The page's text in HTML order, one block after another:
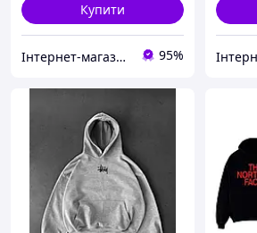
Купити
Інтернет-магазин "Dianora-Style" 95%